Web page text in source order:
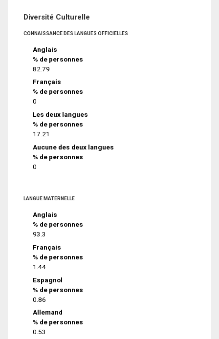
Diversité Culturelle
CONNAISSANCE DES LANGUES OFFICIELLES
Anglais
% de personnes
82.79
Français
% de personnes
0
Les deux langues
% de personnes
17.21
Aucune des deux langues
% de personnes
0
LANGUE MATERNELLE
Anglais
% de personnes
93.3
Français
% de personnes
1.44
Espagnol
% de personnes
0.86
Allemand
% de personnes
0.53